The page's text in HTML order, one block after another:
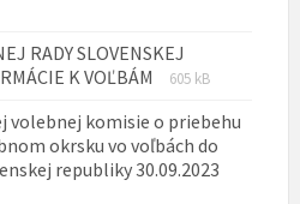
RADY SLOVENSKEJ
K VOĽBÁM
Prípona
pdf
Veľkosť
605 kB
volebnej komisie o priebehu
okrsku vo voľbách do
republiky 30.09.2023